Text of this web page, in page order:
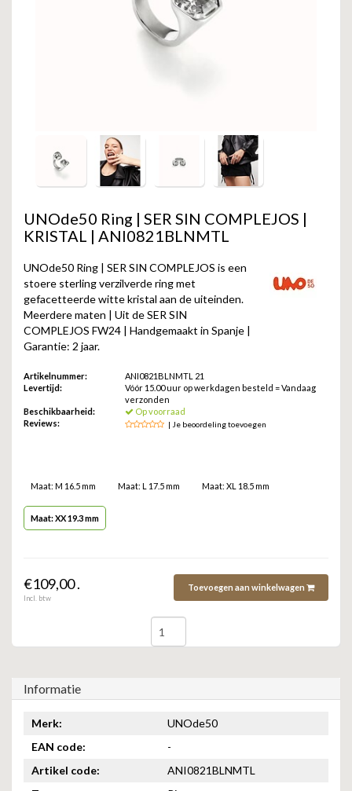
SILK | SALE
KARMA
CAMPS & CAMPS
BERNICE
SER INTREPIDA | SS25
CADEAUTJES VANAF € 100
UNOde50 Ring | SER SIN COMPLEJOS |
KRISTAL | ANI0821BLNMTL
UNOde50 Ring | SER SIN COMPLEJOS is een
stoere sterling verzilverde ring met
gefacetteerde witte kristal aan de uiteinden.
Meerdere maten | Uit de SER SIN
COMPLEJOS FW24 | Handgemaakt in Spanje |
Garantie: 2 jaar.
Artikelnummer:
ANI0821BLNMTL 21
Levertijd:
Vóór 15.00 uur op werkdagen besteld = Vandaag
verzonden
Beschikbaarheid:
Op voorraad
Reviews:
| Je beoordeling toevoegen
Maat: M 16.5 mm Maat: L 17.5 mm Maat: XL 18.5 mm
Maat: XX 19.3 mm
€109,00 .
Incl. btw
Toevoegen aan winkelwagen
Informatie
Merk:
UNOde50
EAN code:
-
Artikel code:
ANI0821BLNMTL